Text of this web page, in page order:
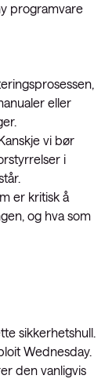
programvare
eller
vi bør
i
er kritisk å
og hva som
sikkerhetshull.
Wednesday.
den vanligvis